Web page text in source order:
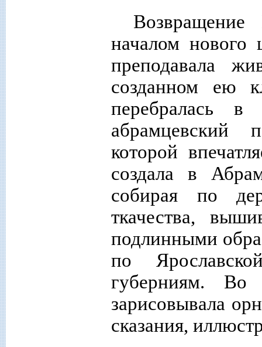
началом нового
преподавала
созданном ею
перебралась
абрамцевский
которой
создала в
собирая по
ткачества,
подлинными
по
губерниям.
зарисовывала
сказания,